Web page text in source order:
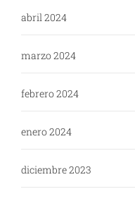
abril 2024
marzo 2024
febrero 2024
enero 2024
diciembre 2023